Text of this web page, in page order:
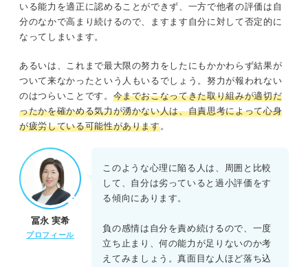
いる能力を適正に認めることができず、一方で他者の評価は自
分のなかで高まり続けるので、ますます自分に対して否定的に
なってしまいます。
あるいは、これまで最大限の努力をしたにもかかわらず結果が
ついて来なかったという人もいるでしょう。努力が報われない
のはつらいことです。 今までおこなってきた取り組みが適切だ
ったかを確かめる気力が湧かない人は、自責思考によって心身
が疲労している可能性があります。
冨永 実希
プロフィール
このような心理に陥る人は、周囲と比較
して、自分は劣っていると過小評価をす
る傾向にあります。
負の感情は自分を責め続けるので、一度
立ち止まり、何の能力が足りないのか考
えてみましょう。真面目な人ほど落ち込